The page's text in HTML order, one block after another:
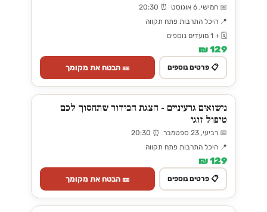
📅 חמישי, 6 אוגוסט ⏰ 20:30
📍 היכל התרבות פתח תקווה
🗓️ + 1 מועדים נוספים
129 ₪
📋 פרטים נוספים 🎫 הבטח את מקומך
נישואים גרעיניים - הצגת הבידור שתחסוך לכם
טיפול זוגי
📅 רביעי, 23 ספטמבר ⏰ 20:30
📍 היכל התרבות פתח תקווה
129 ₪
📋 פרטים נוספים 🎫 הבטח את מקומך